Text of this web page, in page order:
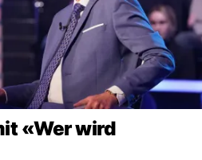
«Wer wird